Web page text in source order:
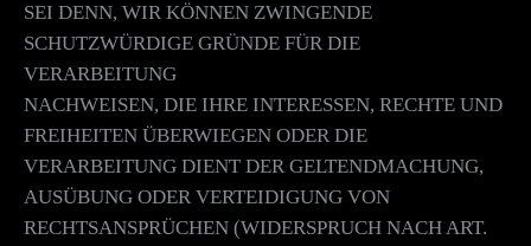
SEI DENN, WIR KÖNNEN ZWINGENDE
SCHUTZWÜRDIGE GRÜNDE FÜR DIE
VERARBEITUNG
NACHWEISEN, DIE IHRE INTERESSEN, RECHTE UND
FREIHEITEN ÜBERWIEGEN ODER DIE
VERARBEITUNG DIENT DER GELTENDMACHUNG,
AUSÜBUNG ODER VERTEIDIGUNG VON
RECHTSANSPRÜCHEN (WIDERSPRUCH NACH ART.